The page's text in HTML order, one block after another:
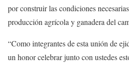
por construir las condiciones
producción agrícola y ganadera del
“Como integrantes de esta unión de
un honor celebrar junto con ustedes